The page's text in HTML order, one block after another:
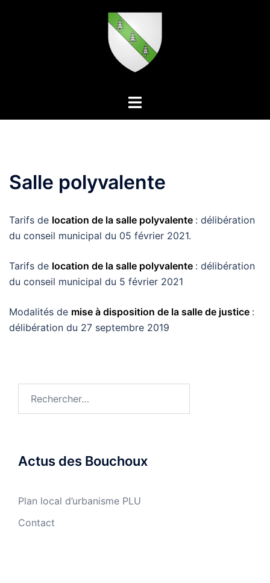
Ouvrir/fermer
Salle polyvalente
Tarifs de location de la salle polyvalente : délibération
du conseil municipal du 05 février 2021.
Tarifs de location de la salle polyvalente : délibération
du conseil municipal du 5 février 2021
Modalités de mise à disposition de la salle de justice :
délibération du 27 septembre 2019
Actus des Bouchoux
Plan local d’urbanisme PLU
Contact